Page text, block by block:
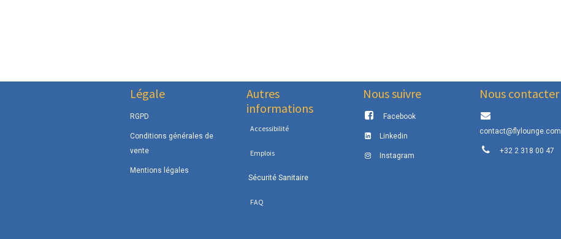
Légale
RGPD
Conditions générales de
vente
Mentions légales
Autres
informations
Accessibilité
Emplois
Sécurité Sanitaire
FAQ
Nous suivre
Facebook
Linkedin
Instagram
Nous contacter
contact@flylounge.com
+32 2 318 00 47